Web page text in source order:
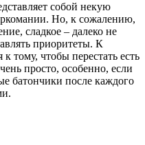
собой некую
Но, к сожалению,
сладкое – далеко не
приоритеты. К
тому, чтобы перестать есть
просто, особенно, если
батончики после каждого